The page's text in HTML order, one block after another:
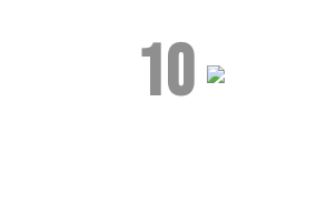
10